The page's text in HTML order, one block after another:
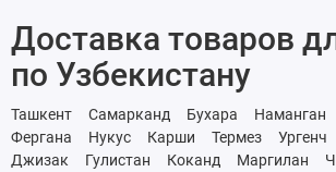
Доставка товаров
по Узбекистану
Ташкент Самарканд Бухара Наманган
Фергана
Нукус Карши Термез Ургенч
Джизак
Гулистан Коканд Маргилан